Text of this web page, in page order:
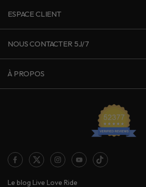
ESPACE CLIENT
NOUS CONTACTER 5J/7
À PROPOS
Le blog Live Love Ride